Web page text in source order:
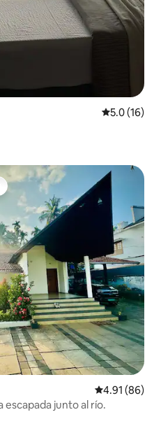
Calificación
5.0 (16)
huéspedes
Calificación
4.91 (86)
escapada junto al río.